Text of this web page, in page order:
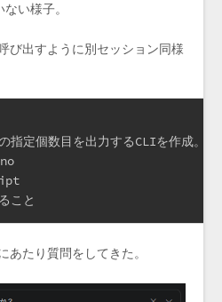
い様子。
び出すように別セッション同様
定個数目を出力するCLIを作成。
こと
あたり質問をしてきた。